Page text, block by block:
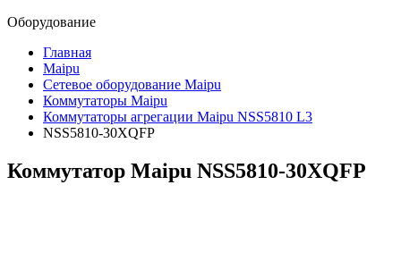
Оборудование
Главная
Maipu
Сетевое оборудование Maipu
Коммутаторы Maipu
Коммутаторы агрегации Maipu NSS5810 L3
NSS5810-30XQFP
Коммутатор Maipu NSS5810-30XQFP